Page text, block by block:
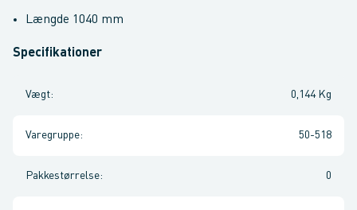
Længde 1040 mm
Specifikationer
Vægt: 0,144 Kg
Varegruppe: 50-518
Pakkestørrelse: 0